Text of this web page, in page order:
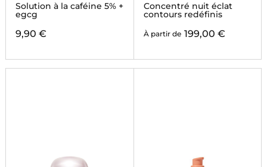
Solution à la caféine 5% +
egcg
9,90 €
Concentré nuit éclat
contours redéfinis
À partir de 199,00 €